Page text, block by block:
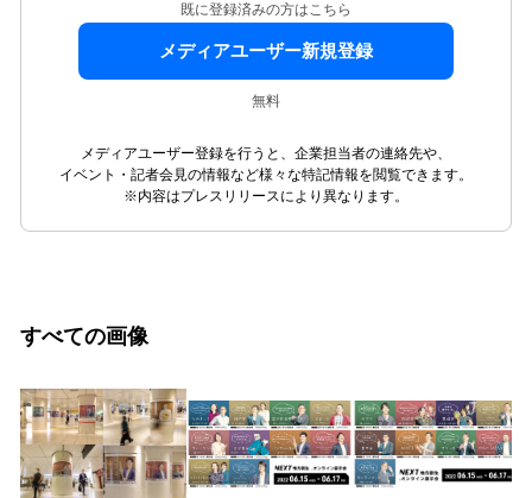
既に登録済みの方はこちら
メディアユーザー新規登録
無料
メディアユーザー登録を行うと、企業担当者の連絡先や、
イベント・記者会見の情報など様々な特記情報を閲覧できます。
※内容はプレスリリースにより異なります。
すべての画像